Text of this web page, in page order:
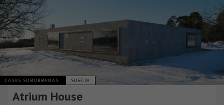
CASAS SUBURBANAS SUECIA
Atrium House